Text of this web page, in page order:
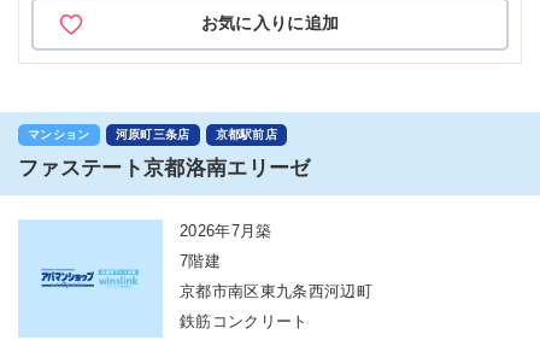
お気に入りに追加
マンション 河原町三条店 京都駅前店
ファステート京都洛南エリーゼ
2026年7月築
7階建
京都市南区東九条西河辺町
鉄筋コンクリート